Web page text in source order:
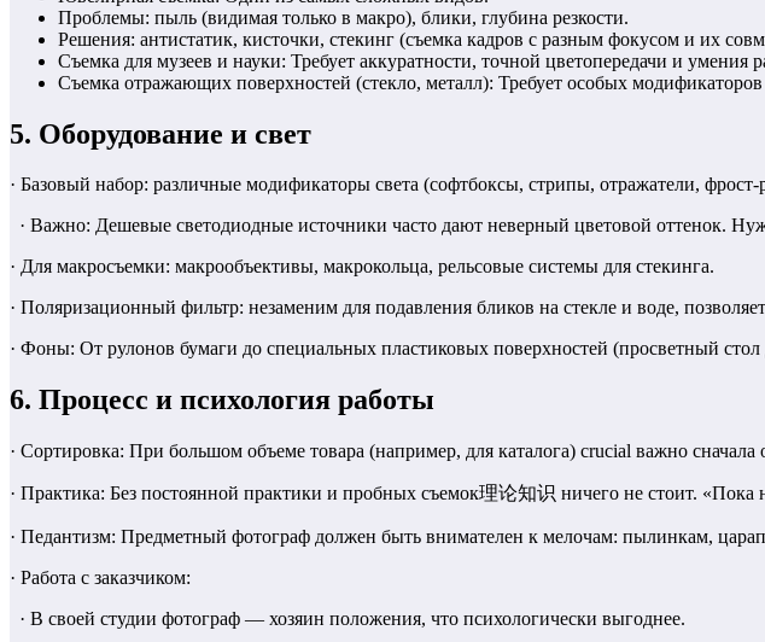
Проблемы: пыль (видимая только в макро), блики, глубина резкости.
Решения: антистатик, кисточки, стекинг (съемка кадров с разным фокусом и их
Съемка для музеев и науки: Требует аккуратности, точной цветопередачи и умения
Съемка отражающих поверхностей (стекло, металл): Требует особых
5. Оборудование и свет
· Базовый набор: различные модификаторы света (софтбоксы, стрипы, отражатели,
· Важно: Дешевые светодиодные источники часто дают неверный цветовой оттенок.
· Для макросъемки: макрообъективы, макрокольца, рельсовые системы для стекинга.
· Поляризационный фильтр: незаменим для подавления бликов на стекле и воде,
· Фоны: От рулонов бумаги до специальных пластиковых поверхностей (просветный стол
6. Процесс и психология работы
· Сортировка: При большом объеме товара (например, для каталога) crucial важно
· Практика: Без постоянной практики и пробных съемок理论知识 ничего не стоит.
· Педантизм: Предметный фотограф должен быть внимателен к мелочам: пылинкам,
· Работа с заказчиком:
· В своей студии фотограф — хозяин положения, что психологически выгоднее.